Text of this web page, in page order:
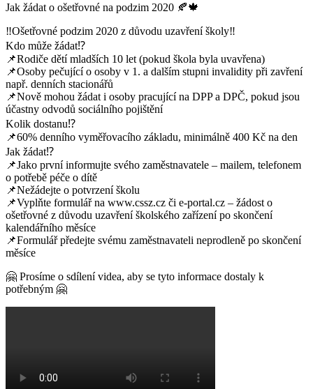
Jak žádat o ošetřovné na podzim 2020 🍂🍁
‼️Ošetřovné podzim 2020 z důvodu uzavření školy‼️
Kdo může žádat⁉️
📌Rodiče dětí mladších 10 let (pokud škola byla uvavřena)
📌Osoby pečující o osoby v 1. a dalším stupni invalidity při zavření
např. denních stacionářů
📌Nově mohou žádat i osoby pracující na DPP a DPČ, pokud jsou
účastny odvodů sociálního pojištění
Kolik dostanu⁉️
📌60% denního vyměřovacího základu, minimálně 400 Kč na den
Jak žádat⁉️
📌Jako první informujte svého zaměstnavatele – mailem, telefonem
o potřebě péče o dítě
📌Nežádejte o potvrzení školu
📌Vyplňte formulář na www.cssz.cz či e-portal.cz – žádost o
ošetřovné z důvodu uzavření školského zařízení po skončení
kalendářního měsíce
📌Formulář předejte svému zaměstnavateli neprodleně po skončení
měsíce
🤗 Prosíme o sdílení videa, aby se tyto informace dostaly k
potřebným 🤗